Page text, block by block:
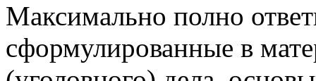
Максимально полно
сформулированные в